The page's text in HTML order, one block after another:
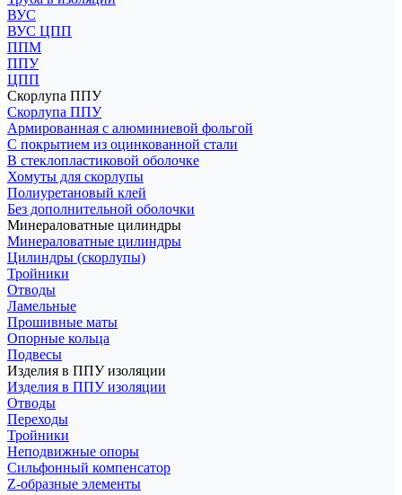
ВУС
ВУС ЦПП
ППМ
ППУ
ЦПП
Скорлупа ППУ
Скорлупа ППУ
Армированная с алюминиевой фольгой
С покрытием из оцинкованной стали
В стеклопластиковой оболочке
Хомуты для скорлупы
Полиуретановый клей
Без дополнительной оболочки
Минераловатные цилиндры
Минераловатные цилиндры
Цилиндры (скорлупы)
Тройники
Отводы
Ламельные
Прошивные маты
Опорные кольца
Подвесы
Изделия в ППУ изоляции
Изделия в ППУ изоляции
Отводы
Переходы
Тройники
Неподвижные опоры
Cильфонный компенсатор
Z-образные элементы